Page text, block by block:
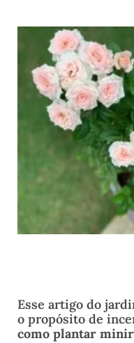
Esse artigo do
o propósito de
como plantar